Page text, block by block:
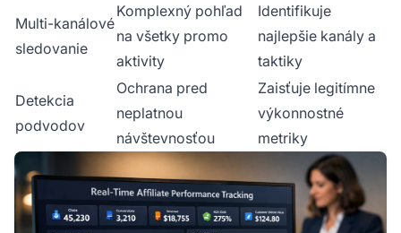
Multi-kanálové
sledovanie
Komplexný pohľad
na všetky promo
aktivity
Identifikuje
najlepšie kanály a
taktiky
Detekcia
podvodov
Ochrana pred
neplatnou
návštevnosťou
Zaisťuje legitímne
výkonnostné
metriky